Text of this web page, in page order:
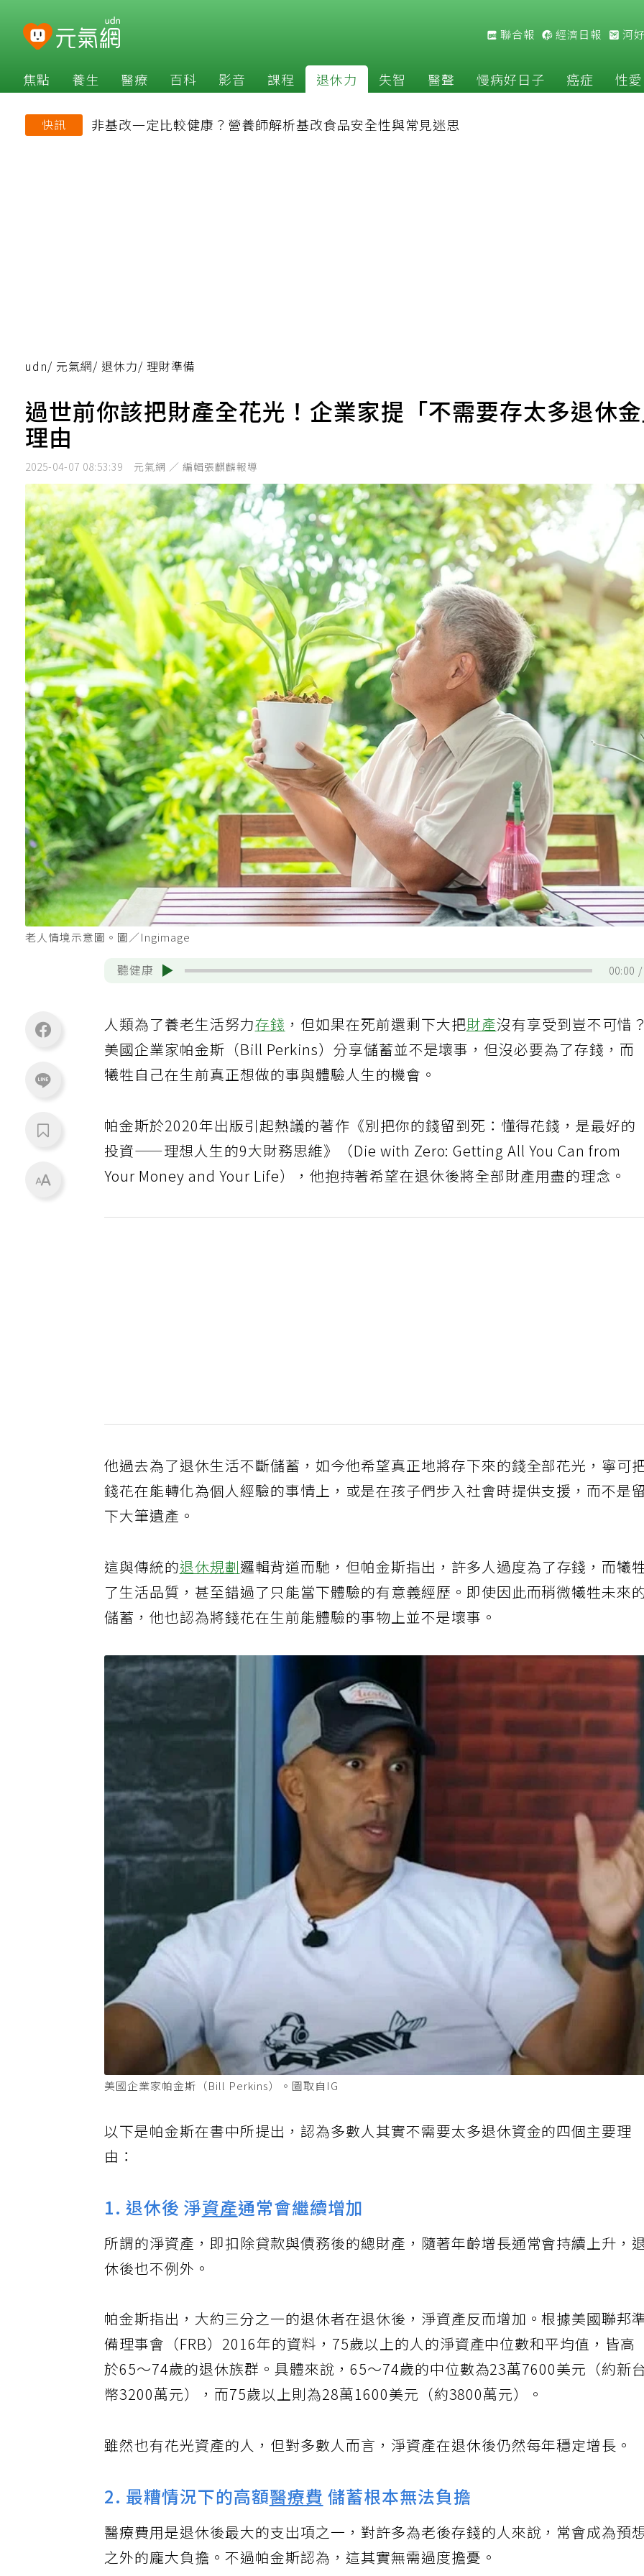
聯合報 經濟日報 河
焦點 養生 醫療 百科 影音 課程 退休力 失智 醫聲 慢病好日子 癌症 性愛
快訊 非基改一定比較健康？營養師解析基改食品安全性與常見迷思
udn/ 元氣網/ 退休力/ 理財準備
過世前你該把財產全花光！企業家提「不需要存太多退休
理由
2025-04-07 08:53:39 元氣網 ／ 編輯張麒麟報導
老人情境示意圖。圖／Ingimage
聽健康 00:00
人類為了養老生活努力存錢 ，但如果在死前還剩下大把財產沒有享受到豈不可惜
美國企業家帕金斯（Bill Perkins）分享儲蓄並不是壞事，但沒必要為了存錢，而
犧牲自己在生前真正想做的事與體驗人生的機會。
帕金斯於2020年出版引起熱議的著作《別把你的錢留到死：懂得花錢，是最好的
投資——理想人生的9大財務思維》（Die with Zero: Getting All You Can from
Your Money and Your Life），他抱持著希望在退休後將全部財產用盡的理念。
他過去為了退休生活不斷儲蓄，如今他希望真正地將存下來的錢全部花光，寧可
錢花在能轉化為個人經驗的事情上，或是在孩子們步入社會時提供支援，而不是
下大筆遺產。
這與傳統的退休規劃邏輯背道而馳，但帕金斯指出，許多人過度為了存錢，而犧
了生活品質，甚至錯過了只能當下體驗的有意義經歷。即使因此而稍微犧牲未來
儲蓄，他也認為將錢花在生前能體驗的事物上並不是壞事。
美國企業家帕金斯（Bill Perkins）。圖取自IG
以下是帕金斯在書中所提出，認為多數人其實不需要太多退休資金的四個主要理
由：
1. 退休後 淨資產通常會繼續增加
所謂的淨資產，即扣除貸款與債務後的總財產，隨著年齡增長通常會持續上升，
休後也不例外。
帕金斯指出，大約三分之一的退休者在退休後，淨資產反而增加。根據美國聯邦
備理事會（FRB）2016年的資料，75歲以上的人的淨資產中位數和平均值，皆高
於65～74歲的退休族群。具體來說，65～74歲的中位數為23萬7600美元（約新
幣3200萬元），而75歲以上則為28萬1600美元（約3800萬元）。
雖然也有花光資產的人，但對多數人而言，淨資產在退休後仍然每年穩定增長。
2. 最糟情況下的高額醫療費 儲蓄根本無法負擔
醫療費用是退休後最大的支出項之一，對許多為老後存錢的人來說，常會成為預
之外的龐大負擔。不過帕金斯認為，這其實無需過度擔憂。